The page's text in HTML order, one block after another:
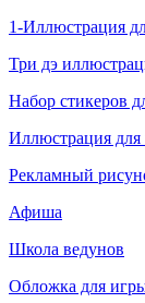
1-Иллюстрация
Три дэ
Набор стикеров
Иллюстрация
Рекламный
Афиша
Школа ведунов
Обложка для